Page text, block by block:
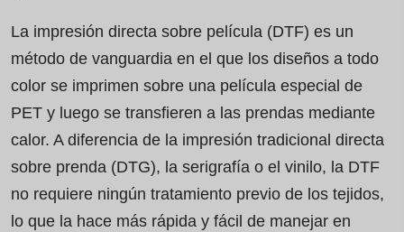
La impresión directa sobre película (DTF) es un
método de vanguardia en el que los diseños a todo
color se imprimen sobre una película especial de
PET y luego se transfieren a las prendas mediante
calor. A diferencia de la impresión tradicional directa
sobre prenda (DTG), la serigrafía o el vinilo, la DTF
no requiere ningún tratamiento previo de los tejidos,
lo que la hace más rápida y fácil de manejar en